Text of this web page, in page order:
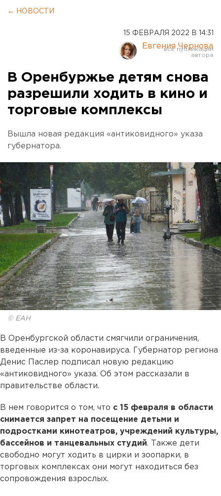
← НОВОСТИ
15 ФЕВРАЛЯ 2022 В 14:31
Евгения Чернова
В Оренбуржье детям снова
разрешили ходить в кино и
торговые комплексы
Вышла новая редакция «антиковидного» указа
губернатора.
© ЕАН
В Оренбургской области смягчили ограничения,
введенные из-за коронавируса. Губернатор региона
Денис Паслер подписал новую редакцию
«антиковидного» указа. Об этом рассказали в
правительстве области.
В нем говорится о том, что с 15 февраля в области
снимается запрет на посещение детьми и
подростками кинотеатров, учреждений культуры,
бассейнов и танцевальных студий. Также дети
свободно могут ходить в цирки и зоопарки, в
торговых комплексах они могут находиться без
сопровождения взрослых.